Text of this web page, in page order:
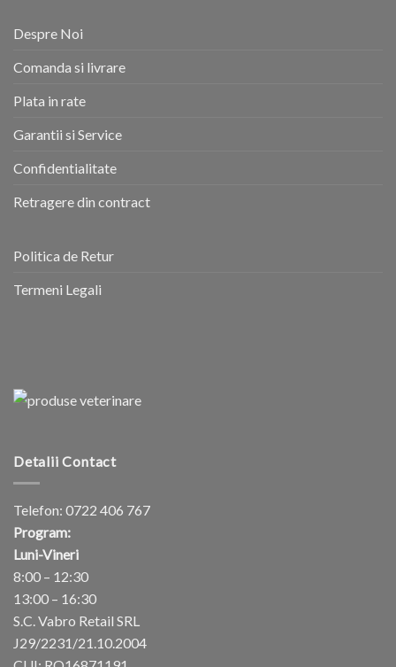
Despre Noi
Comanda si livrare
Plata in rate
Garantii si Service
Confidentialitate
Retragere din contract
Politica de Retur
Termeni Legali
Detalii Contact
Telefon: 0722 406 767
Program:
Luni-Vineri
8:00 – 12:30
13:00 – 16:30
S.C. Vabro Retail SRL
J29/2231/21.10.2004